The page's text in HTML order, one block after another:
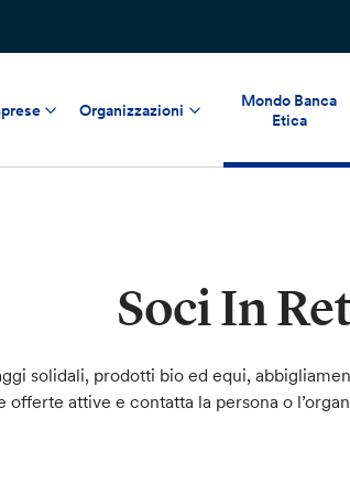
Organizzazioni
Mondo Banca
Etica
Soci In
solidali, prodotti bio ed equi,
offerte attive e contatta la persona o